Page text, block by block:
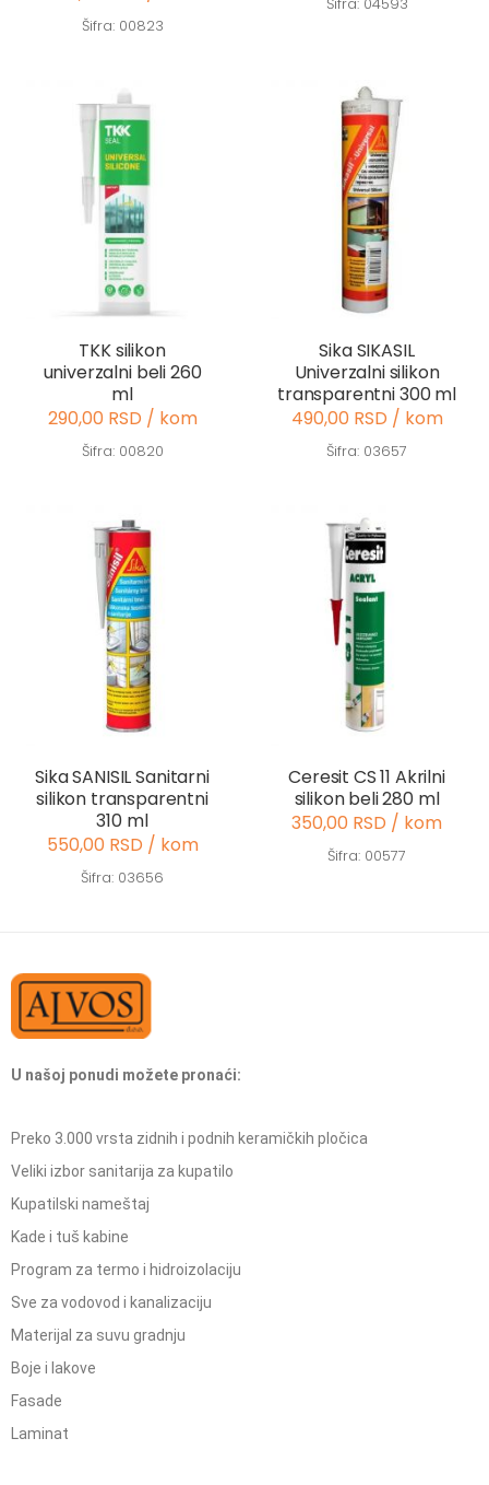
Šifra: 00823
TKK silikon
univerzalni beli 260
ml
290,00 RSD / kom
Šifra: 00820
Sika SIKASIL
Univerzalni silikon
transparentni 300 ml
490,00 RSD / kom
Šifra: 03657
Sika SANISIL Sanitarni
silikon transparentni
310 ml
550,00 RSD / kom
Šifra: 03656
Ceresit CS 11 Akrilni
silikon beli 280 ml
350,00 RSD / kom
Šifra: 00577
U našoj ponudi možete pronaći:
Preko 3.000 vrsta zidnih i podnih keramičkih pločica
Veliki izbor sanitarija za kupatilo
Kupatilski nameštaj
Kade i tuš kabine
Program za termo i hidroizolaciju
Sve za vodovod i kanalizaciju
Materijal za suvu gradnju
Boje i lakove
Fasade
Laminat